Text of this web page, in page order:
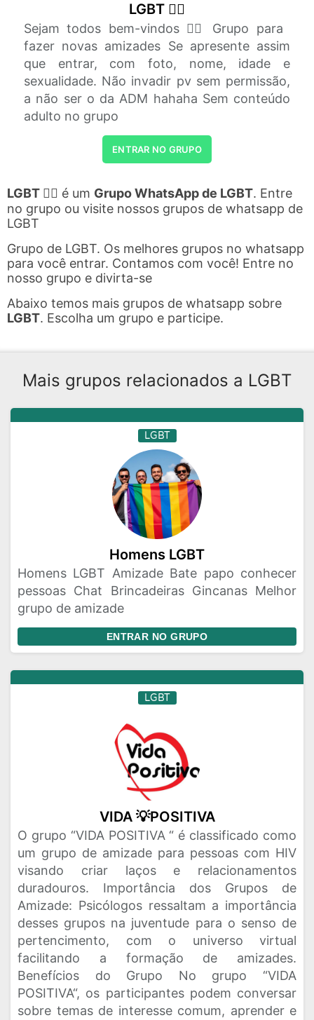
LGBT 🏳️‍🌈
Sejam todos bem-vindos 🏳️‍🌈 Grupo para
fazer novas amizades Se apresente assim
que entrar, com foto, nome, idade e
sexualidade. Não invadir pv sem permissão,
a não ser o da ADM hahaha Sem conteúdo
adulto no grupo
ENTRAR NO GRUPO
LGBT 🏳️‍🌈 é um Grupo WhatsApp de LGBT. Entre
no grupo ou visite nossos grupos de whatsapp de
LGBT
Grupo de LGBT. Os melhores grupos no whatsapp
para você entrar. Contamos com você! Entre no
nosso grupo e divirta-se
Abaixo temos mais grupos de whatsapp sobre
LGBT. Escolha um grupo e participe.
Mais grupos relacionados a LGBT
LGBT
Homens LGBT
Homens LGBT Amizade Bate papo conhecer
pessoas Chat Brincadeiras Gincanas Melhor
grupo de amizade
ENTRAR NO GRUPO
LGBT
VIDA 💡POSITIVA
O grupo “VIDA POSITIVA “ é classificado como
um grupo de amizade para pessoas com HIV
visando criar laços e relacionamentos
duradouros. Importância dos Grupos de
Amizade: Psicólogos ressaltam a importância
desses grupos na juventude para o senso de
pertencimento, com o universo virtual
facilitando a formação de amizades.
Benefícios do Grupo No grupo “VIDA
POSITIVA“, os participantes podem conversar
sobre temas de interesse comum, aprender e